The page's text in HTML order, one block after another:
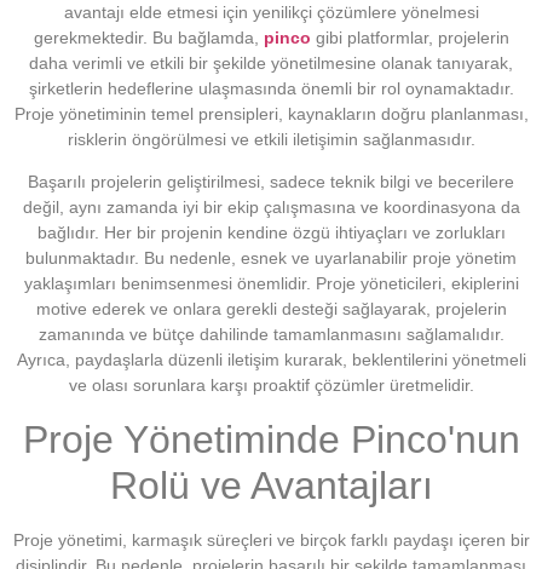
avantajı elde etmesi için yenilikçi çözümlere yönelmesi
gerekmektedir. Bu bağlamda, pinco gibi platformlar, projelerin
daha verimli ve etkili bir şekilde yönetilmesine olanak tanıyarak,
şirketlerin hedeflerine ulaşmasında önemli bir rol oynamaktadır.
Proje yönetiminin temel prensipleri, kaynakların doğru planlanması,
risklerin öngörülmesi ve etkili iletişimin sağlanmasıdır.
Başarılı projelerin geliştirilmesi, sadece teknik bilgi ve becerilere
değil, aynı zamanda iyi bir ekip çalışmasına ve koordinasyona da
bağlıdır. Her bir projenin kendine özgü ihtiyaçları ve zorlukları
bulunmaktadır. Bu nedenle, esnek ve uyarlanabilir proje yönetim
yaklaşımları benimsenmesi önemlidir. Proje yöneticileri, ekiplerini
motive ederek ve onlara gerekli desteği sağlayarak, projelerin
zamanında ve bütçe dahilinde tamamlanmasını sağlamalıdır.
Ayrıca, paydaşlarla düzenli iletişim kurarak, beklentilerini yönetmeli
ve olası sorunlara karşı proaktif çözümler üretmelidir.
Proje Yönetiminde Pinco'nun
Rolü ve Avantajları
Proje yönetimi, karmaşık süreçleri ve birçok farklı paydaşı içeren bir
disiplindir. Bu nedenle, projelerin başarılı bir şekilde tamamlanması